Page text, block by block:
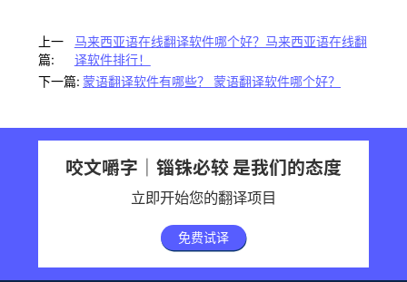
上一
篇:
马来西亚语在线翻译软件哪个好？马来西亚语在线翻
译软件排行！
下一篇: 蒙语翻译软件有哪些？ 蒙语翻译软件哪个好？
咬文嚼字｜锱铢必较 是我们的态度
立即开始您的翻译项目
免费试译